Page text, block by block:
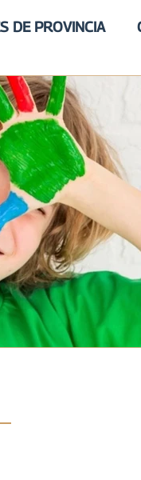
DE PROVINCIA
III
MARISTA IV